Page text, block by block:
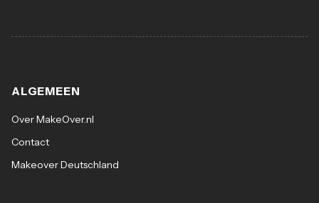
ALGEMEEN
Over MakeOver.nl
Contact
Makeover Deutschland